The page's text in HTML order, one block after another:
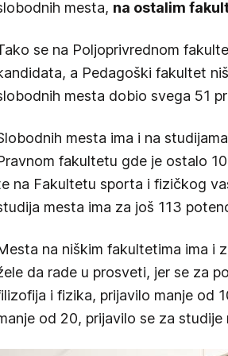
mesta, na ostalim
se na Poljoprivrednom
a Pedagoški fakultet
mesta dobio svega 51
mesta ima i na
fakultetu gde je ostalo
na Fakultetu sporta i fizičkog
mesta ima za još 113
na niškim fakultetima ima i
da rade u prosveti, jer se za
i fizika, prijavilo manje od
od 20, prijavilo se za